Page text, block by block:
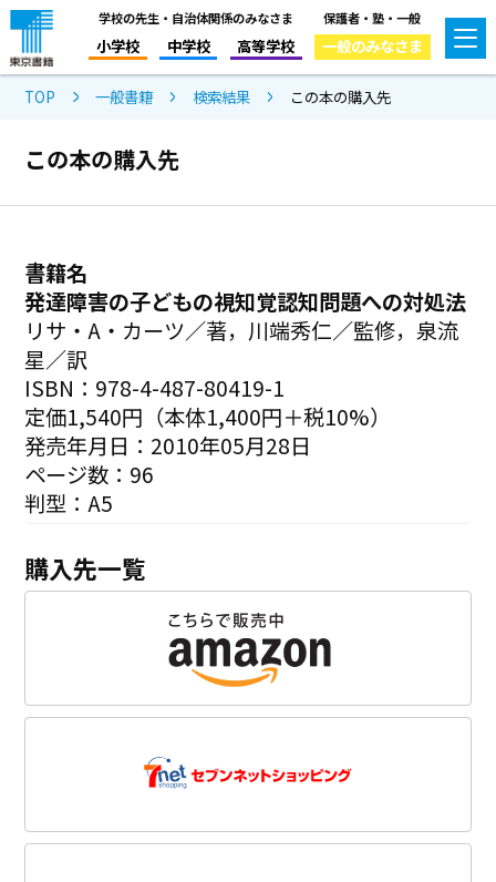
学校の先生・自治体関係のみなさま
小学校 中学校 高等学校
保護者・塾・一般
一般のみなさま
TOP 一般書籍 検索結果 この本の購入先
この本の購入先
書籍名
発達障害の子どもの視知覚認知問題への対処法
リサ・A・カーツ／著，川端秀仁／監修，泉流
星／訳
ISBN：978-4-487-80419-1
定価1,540円（本体1,400円＋税10%）
発売年月日：2010年05月28日
ページ数：96
判型：A5
購入先一覧